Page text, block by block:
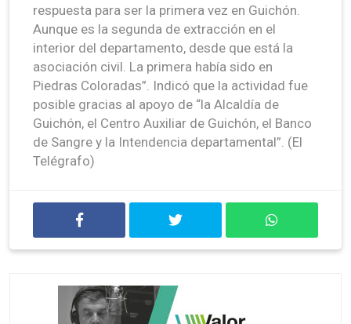
respuesta para ser la primera vez en Guichón.
Aunque es la segunda de extracción en el
interior del departamento, desde que está la
asociación civil. La primera había sido en
Piedras Coloradas”. Indicó que la actividad fue
posible gracias al apoyo de “la Alcaldía de
Guichón, el Centro Auxiliar de Guichón, el Banco
de Sangre y la Intendencia departamental”. (El
Telégrafo)